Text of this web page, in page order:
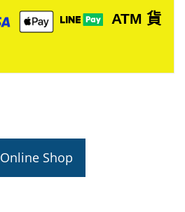
ATM 貨
Online Shop